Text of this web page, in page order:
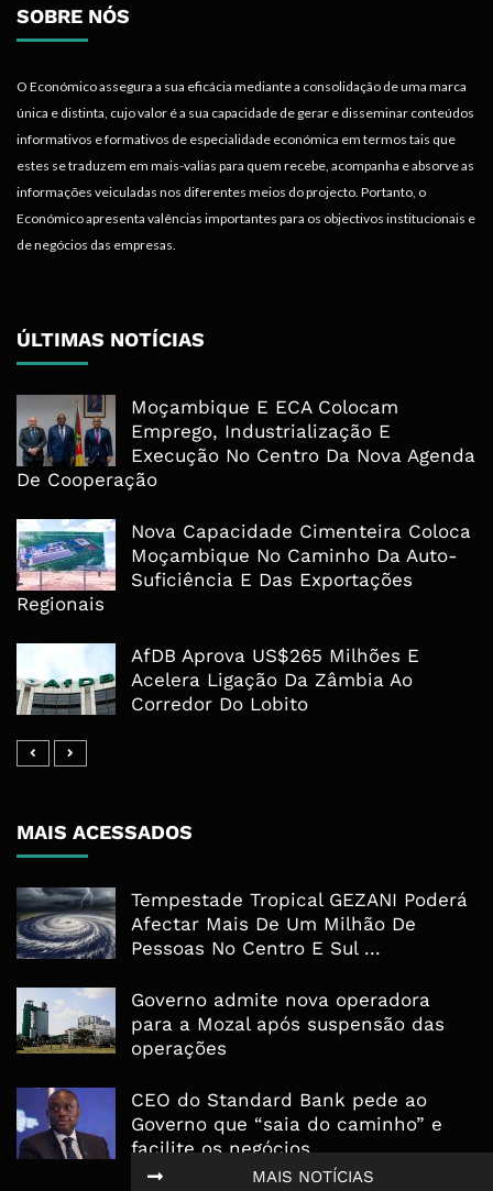
MAIS NOTÍCIAS
SOBRE NÓS
O Económico assegura a sua eficácia mediante a consolidação de uma marca
única e distinta, cujo valor é a sua capacidade de gerar e disseminar conteúdos
informativos e formativos de especialidade económica em termos tais que
estes se traduzem em mais-valias para quem recebe, acompanha e absorve as
informações veiculadas nos diferentes meios do projecto. Portanto, o
Económico apresenta valências importantes para os objectivos institucionais e
de negócios das empresas.
ÚLTIMAS NOTÍCIAS
Moçambique E ECA Colocam
Emprego, Industrialização E
Execução No Centro Da Nova Agenda
De Cooperação
Nova Capacidade Cimenteira Coloca
Moçambique No Caminho Da Auto-
Suficiência E Das Exportações
Regionais
AfDB Aprova US$265 Milhões E
Acelera Ligação Da Zâmbia Ao
Corredor Do Lobito
MAIS ACESSADOS
Tempestade Tropical GEZANI Poderá
Afectar Mais De Um Milhão De
Pessoas No Centro E Sul ...
Governo admite nova operadora
para a Mozal após suspensão das
operações
CEO do Standard Bank pede ao
Governo que “saia do caminho” e
facilite os negócios